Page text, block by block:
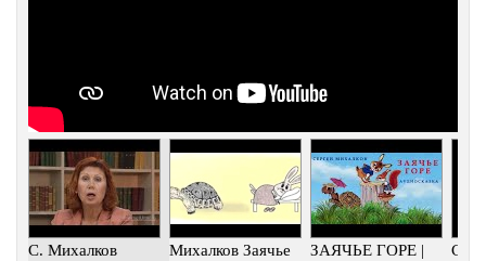
С. Михалков
Михалков Заячье
ЗАЯЧЬЕ ГОРЕ |